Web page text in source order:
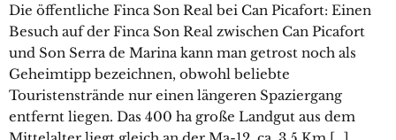
Die öffentliche Finca Son Real bei Can Picafort: Einen
Besuch auf der Finca Son Real zwischen Can Picafort
und Son Serra de Marina kann man getrost noch als
Geheimtipp bezeichnen, obwohl beliebte
Touristenstrände nur einen längeren Spaziergang
entfernt liegen. Das 400 ha große Landgut aus dem